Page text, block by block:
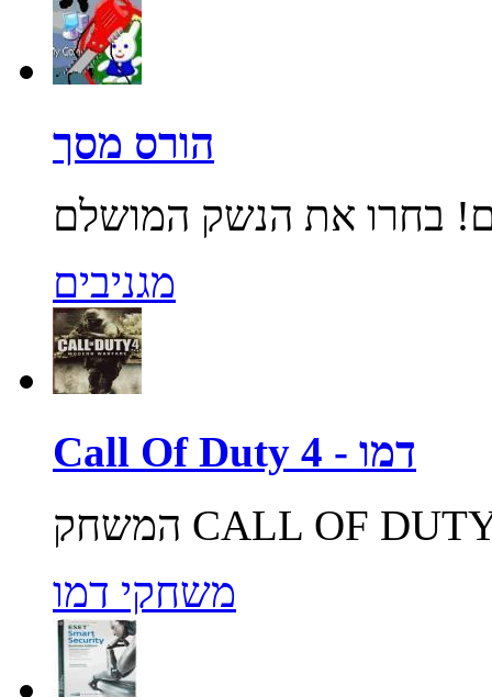
הורס מסך
מגניבים
Call Of Duty 4 - דמו
משחקי דמו